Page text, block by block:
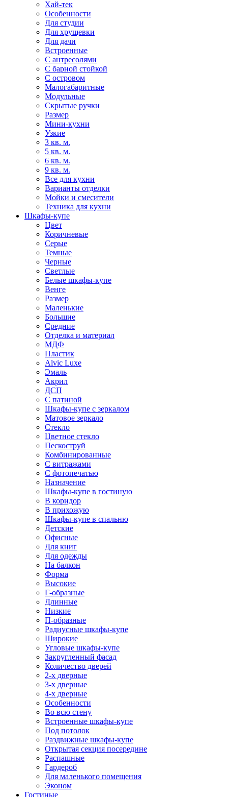
Хай-тек
Особенности
Для студии
Для хрущевки
Для дачи
Встроенные
С антресолями
С барной стойкой
С островом
Малогабаритные
Модульные
Скрытые ручки
Размер
Мини-кухни
Узкие
3 кв. м.
5 кв. м.
6 кв. м.
9 кв. м.
Все для кухни
Варианты отделки
Мойки и смесители
Техника для кухни
Шкафы-купе
Цвет
Коричневые
Серые
Темные
Черные
Светлые
Белые шкафы-купе
Венге
Размер
Маленькие
Большие
Средние
Отделка и материал
МДФ
Пластик
Alvic Luxe
Эмаль
Акрил
ДСП
С патиной
Шкафы-купе с зеркалом
Матовое зеркало
Стекло
Цветное стекло
Пескоструй
Комбинированные
С витражами
С фотопечатью
Назначение
Шкафы-купе в гостиную
В коридор
В прихожую
Шкафы-купе в спальню
Детские
Офисные
Для книг
Для одежды
На балкон
Форма
Высокие
Г-образные
Длинные
Низкие
П-образные
Радиусные шкафы-купе
Широкие
Угловые шкафы-купе
Закругленный фасад
Количество дверей
2-х дверные
3-х дверные
4-х дверные
Особенности
Во всю стену
Встроенные шкафы-купе
Под потолок
Раздвижные шкафы-купе
Открытая секция посередине
Распашные
Гардероб
Для маленького помещения
Эконом
Гостиные